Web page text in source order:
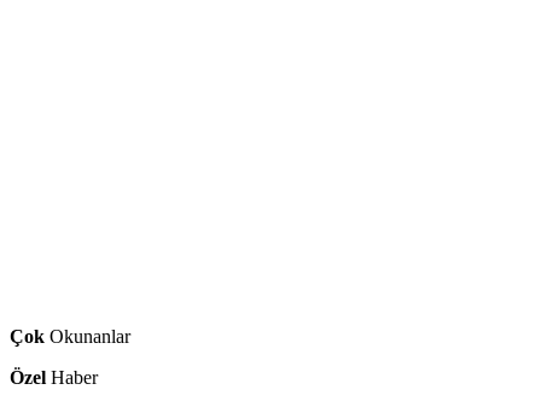
Çok Okunanlar
Özel Haber